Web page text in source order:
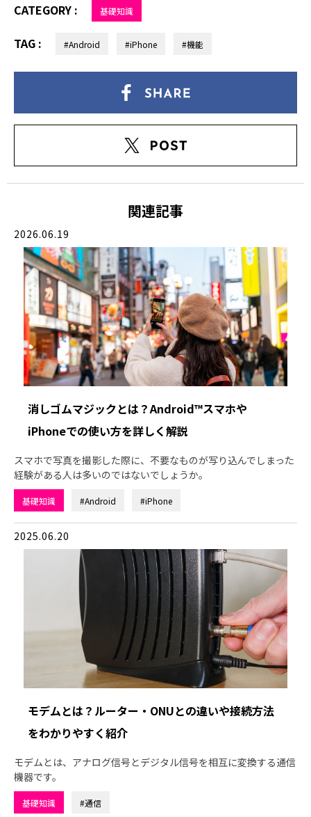
CATEGORY : 基礎知識
TAG : #Android #iPhone #機能
関連記事
2026.06.19
消しゴムマジックとは？Android™スマホや
iPhoneでの使い方を詳しく解説
スマホで写真を撮影した際に、不要なものが写り込んでしまった
経験がある人は多いのではないでしょうか。
基礎知識 #Android #iPhone
2025.06.20
モデムとは？ルーター・ONUとの違いや接続方法
をわかりやすく紹介
モデムとは、アナログ信号とデジタル信号を相互に変換する通信
機器です。
基礎知識 #通信